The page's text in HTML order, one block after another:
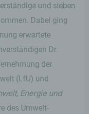
und sieben
Dabei ging
erwartete
Dr.
der
(LfU) und
Energie und
des Umwelt-